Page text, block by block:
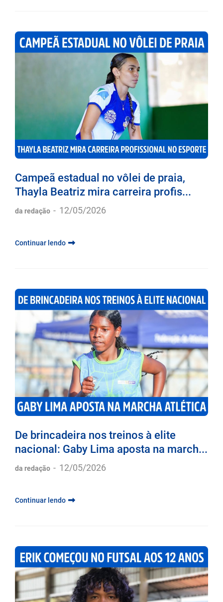
Campeã estadual no vôlei de praia,
Thayla Beatriz mira carreira profis...
da redação - 12/05/2026
Continuar lendo
De brincadeira nos treinos à elite
nacional: Gaby Lima aposta na march...
da redação - 12/05/2026
Continuar lendo